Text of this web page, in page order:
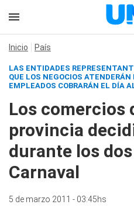
Inicio País
LAS ENTIDADES
QUE LOS NEGOCIOS
EMPLEADOS COBRARÁN EL DÍA
Los comercios
provincia
durante los
Carnaval
5 de marzo 2011 - 03:45hs